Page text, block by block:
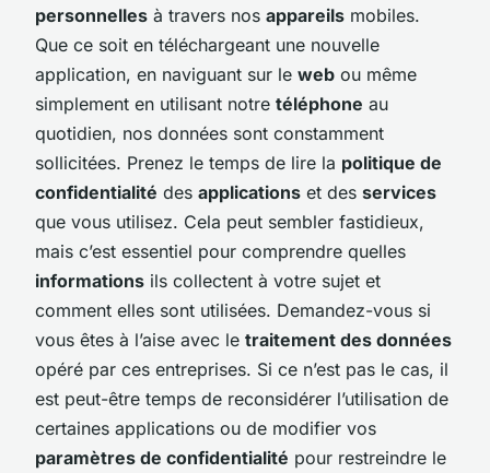
personnelles à travers nos appareils mobiles.
Que ce soit en téléchargeant une nouvelle
application, en naviguant sur le web ou même
simplement en utilisant notre téléphone au
quotidien, nos données sont constamment
sollicitées. Prenez le temps de lire la politique de
confidentialité des applications et des services
que vous utilisez. Cela peut sembler fastidieux,
mais c’est essentiel pour comprendre quelles
informations ils collectent à votre sujet et
comment elles sont utilisées. Demandez-vous si
vous êtes à l’aise avec le traitement des données
opéré par ces entreprises. Si ce n’est pas le cas, il
est peut-être temps de reconsidérer l’utilisation de
certaines applications ou de modifier vos
paramètres de confidentialité pour restreindre le